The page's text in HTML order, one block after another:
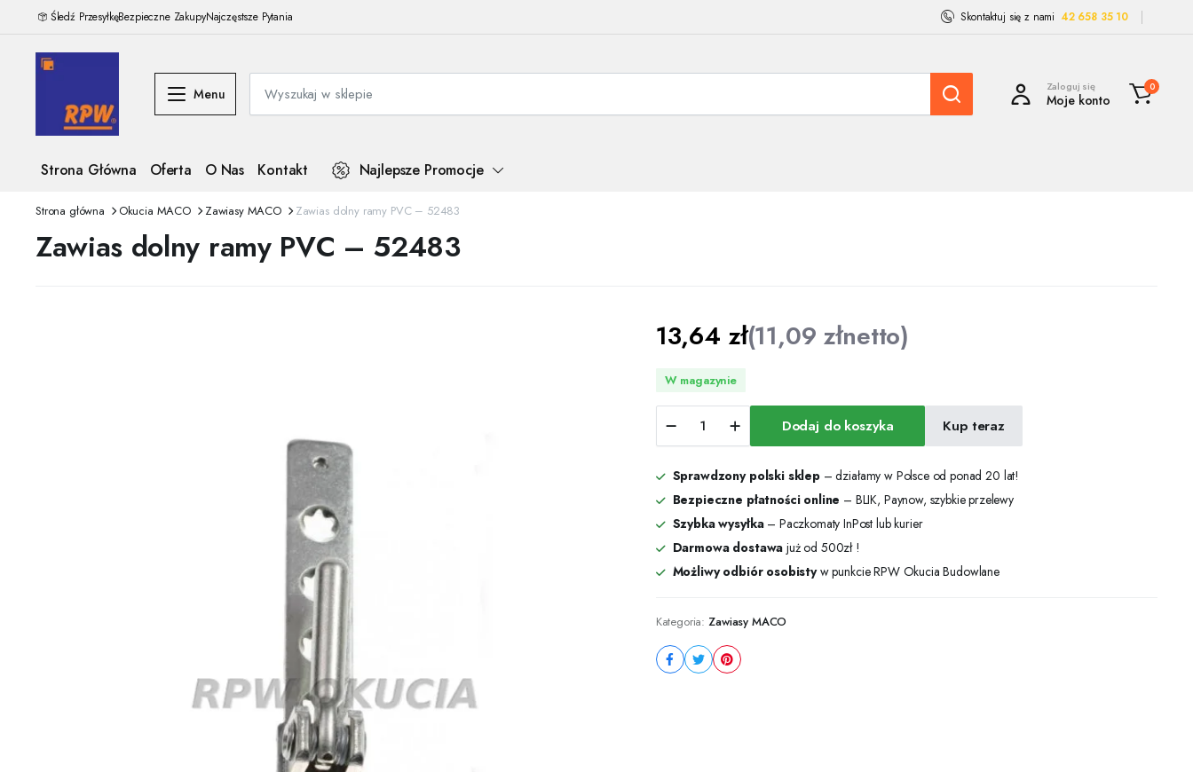
Śledź PrzesyłkęBezpieczne ZakupyNajczęstsze Pytania Skontaktuj się z nami 42 658 35 10
Menu Zaloguj się
Moje konto
0
Strona Główna Oferta O Nas Kontakt Najlepsze Promocje
Strona główna Okucia MACO Zawiasy MACO Zawias dolny ramy PVC – 52483
Zawias dolny ramy PVC – 52483
13,64 zł(11,09 złnetto)
W magazynie
dolny
ramy
-
52483
ilość
Dodaj do koszyka Kup teraz
Sprawdzony polski sklep – działamy w Polsce od ponad 20 lat!
Bezpieczne płatności online – BLIK, Paynow, szybkie przelewy
Szybka wysyłka– Paczkomaty InPost lub kurier
Darmowa dostawa już od 500zł !
Możliwy odbiór osobistyw punkcie RPW Okucia Budowlane
Kategoria: Zawiasy MACO